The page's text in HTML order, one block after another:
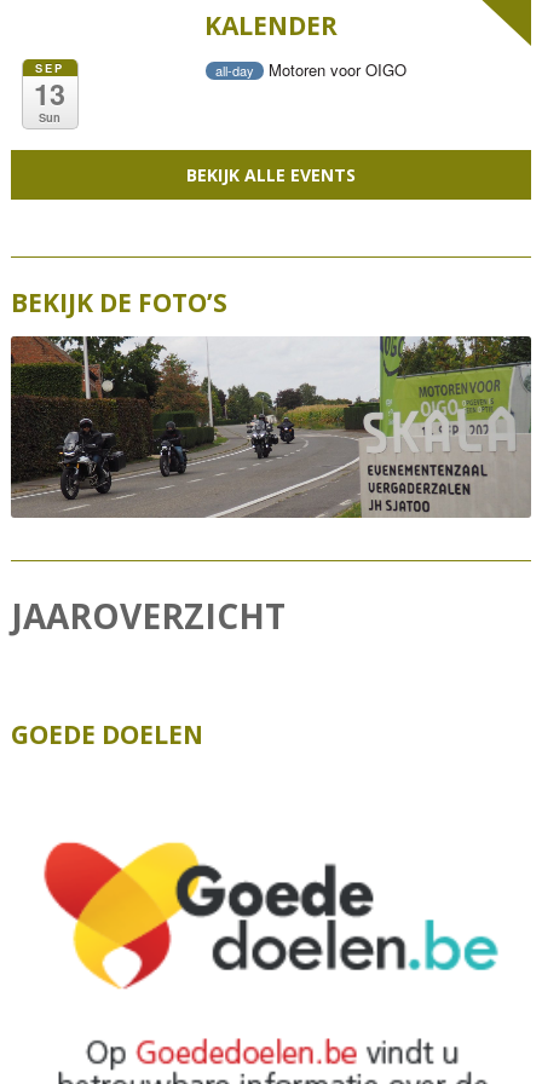
KALENDER
SEP
13
Sun
all-day Motoren voor OIGO
BEKIJK ALLE EVENTS
BEKIJK DE FOTO’S
JAAROVERZICHT
GOEDE DOELEN